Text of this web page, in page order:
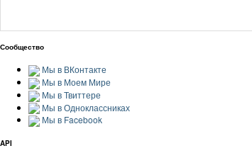
Сообщество
Мы в ВКонтакте
Мы в Моем Мире
Мы в Твиттере
Мы в Одноклассниках
Мы в Facebook
API